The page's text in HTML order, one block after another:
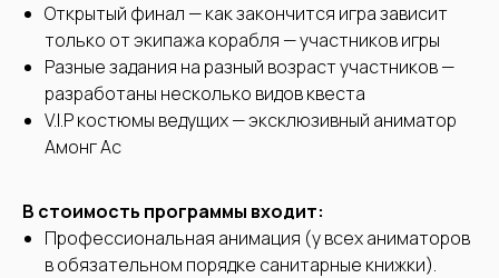
Открытый финал — как закончится игра зависит
только от экипажа корабля — участников игры
Разные задания на разный возраст участников —
разработаны несколько видов квеста
V.I.P костюмы ведущих — эксклюзивный аниматор
Амонг Ас
В стоимость программы входит:
Профессиональная анимация (у всех аниматоров
в обязательном порядке санитарные книжки).